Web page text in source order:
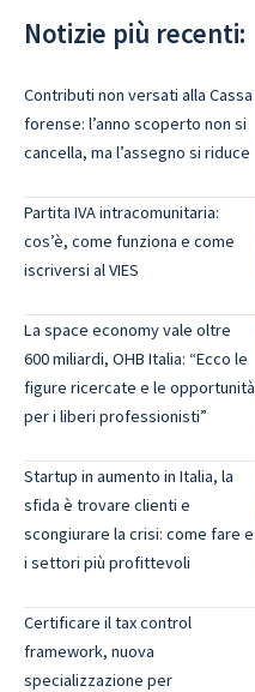
Notizie più recenti:
Contributi non versati alla Cassa
forense: l’anno scoperto non si
cancella, ma l’assegno si riduce
Partita IVA intracomunitaria:
cos’è, come funziona e come
iscriversi al VIES
La space economy vale oltre
600 miliardi, OHB Italia: “Ecco le
figure ricercate e le opportunità
per i liberi professionisti”
Startup in aumento in Italia, la
sfida è trovare clienti e
scongiurare la crisi: come fare e
i settori più profittevoli
Certificare il tax control
framework, nuova
specializzazione per